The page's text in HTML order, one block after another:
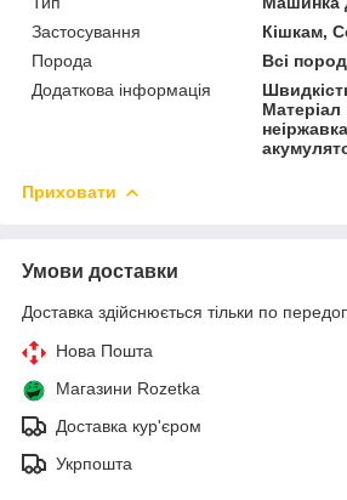
Застосування
Кішкам,
Порода
Всі
Додаткова інформація
Матеріал
Приховати
Умови доставки
Доставка здійснюється тільки по
Нова Пошта
Магазини Rozetka
Доставка кур'єром
Укрпошта